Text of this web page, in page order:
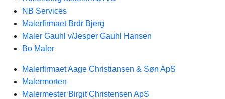
NB Services
Malerfirmaet Brdr Bjerg
Maler Gauhl v/Jesper Gauhl Hansen
Bo Maler
Malerfirmaet Aage Christiansen & Søn ApS
Malermorten
Malermester Birgit Christensen ApS